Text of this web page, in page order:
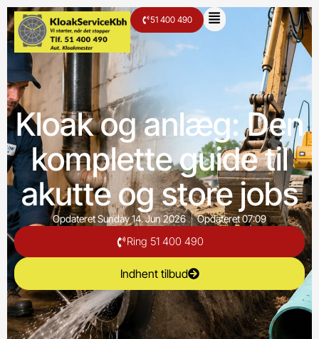
51 400 490
Kloak og anlæg: Den
komplette guide til
akutte og store jobs
OpdateretSunday 14. Jun 2026 Opdateret07:09
Ring 51 400 490
Indhent tilbud